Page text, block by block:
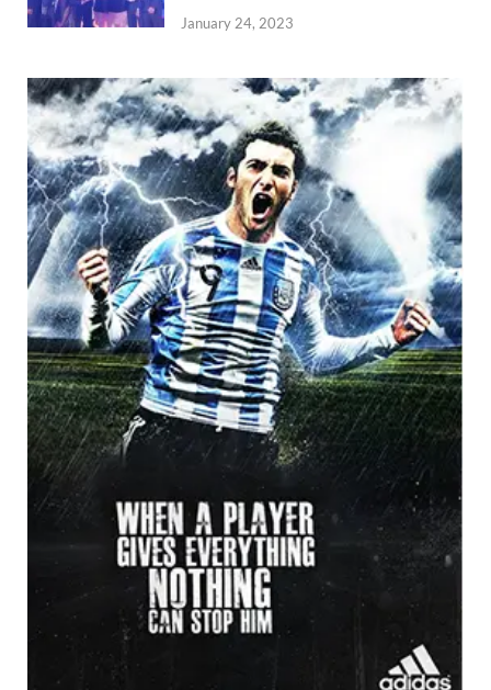
January 24, 2023